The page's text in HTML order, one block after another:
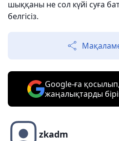
шыққаны не сол күйі суға
белгісіз.
Google-ға қосылып,
жаңалықтарды
zkadm